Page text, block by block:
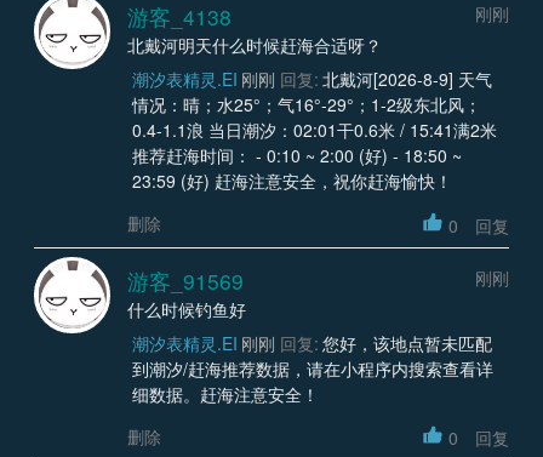
游客_4138
刚刚
北戴河明天什么时候赶海合适呀？
潮汐表精灵.EI 刚刚 回复: 北戴河[2026-8-9] 天气
情况：晴；水25°；气16°-29°；1-2级东北风；
0.4-1.1浪 当日潮汐：02:01干0.6米 / 15:41满2米
推荐赶海时间： - 0:10 ~ 2:00 (好) - 18:50 ~
23:59 (好) 赶海注意安全，祝你赶海愉快！
删除
0 回复
游客_91569
刚刚
什么时候钓鱼好
潮汐表精灵.EI 刚刚 回复: 您好，该地点暂未匹配
到潮汐/赶海推荐数据，请在小程序内搜索查看详
细数据。赶海注意安全！
删除
0 回复